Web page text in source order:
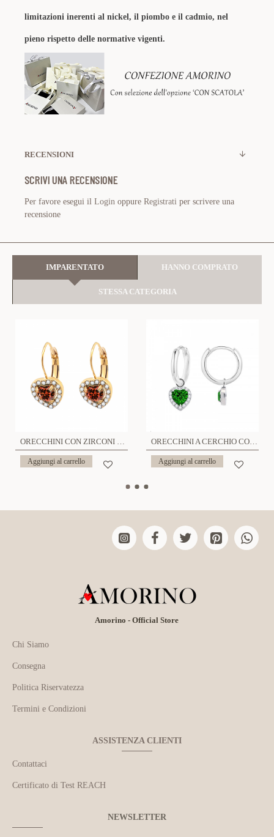
limitazioni inerenti al nickel, il piombo e il cadmio, nel
pieno rispetto delle normative vigenti.
RECENSIONI
SCRIVI UNA RECENSIONE
Per favore esegui il Login oppure Registrati per scrivere una
recensione
IMPARENTATO HANNO COMPRATO
STESSA CATEGORIA
ORECCHINI CON ZIRCONI CUORE - WF2360E672
Aggiungi al carrello
ORECCHINI A CERCHIO CON PENDENTE CUORE IN ZIRCONE - MY25736B473
Aggiungi al carrello
Amorino - Official Store
Chi Siamo
Consegna
Politica Riservatezza
Termini e Condizioni
ASSISTENZA CLIENTI
Contattaci
Certificato di Test REACH
NEWSLETTER